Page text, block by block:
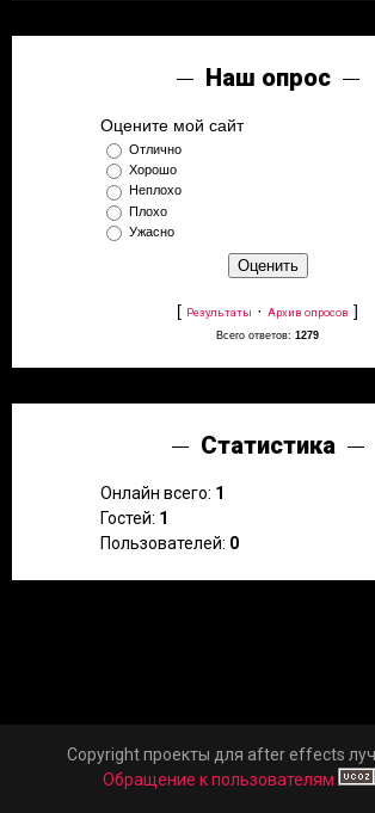
Наш опрос
Оцените мой сайт
Отлично
Хорошо
Неплохо
Плохо
Ужасно
[ Результаты · Архив опросов ]
Всего ответов: 1279
Статистика
Онлайн всего: 1
Гостей: 1
Пользователей: 0
Copyright проекты для after effects
Обращение к пользователям